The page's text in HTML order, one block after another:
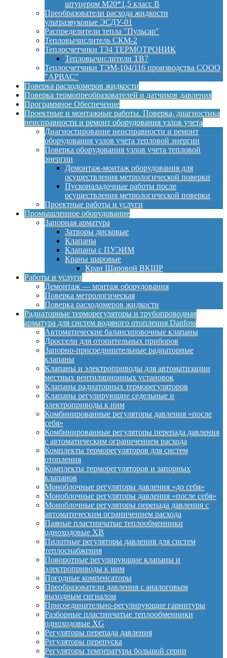
штуцером М20*1,5 класс B
Преобразователи расхода жидкости
ультразвуковые ЭСДУ-01
Распределители тепла "Пульсар"
Тепловычислитель СКМ-2
Теплосчетчики Т34 ТЕРМОТРОНИК
Тепловычислители ТВ7
Теплосчетчики ТЭМ-104/116 производства СООО
"АРВАС"
Поверка расходомеров жидкости
Поверка термопреобразователей и датчиков давления
Программное Обеспечение
Проектные и монтажные работы. Поверка, диагностика
неисправности и ремонт оборудования узлов учета
Диагностирование неисправности и ремонт
оборудования узлов учета тепловой энергии
Поверка оборудования узлов учета тепловой
энергии
Демонтаж-монтаж оборудования для
осуществления метрологической поверки
Пусконаладочные работы после
осуществления метрологической поверки
Проектные работы и услуги
Промышленное оборудование
Запорная арматура
Затворы дисковые
Клапаны
Клапаны с ПУЭИМ
Краны шаровые
Кран Шаровой ВКШР
Работы и услуги
Демонтаж — монтаж оборудования
Поверка метрологическая
Поверка расходомеров жидкости
Радиаторные терморегуляторы и трубопроводная
арматура для систем водяного отопления Danfoss
Автоматические балансировочные клапаны
Дроссели для отопительных приборов
Запорно-присоединительные радиаторные
клапаны
Клапаны и электроприводы для автоматизации
местных вентиляционных установок
Клапаны радиаторных терморегуляторов
Клапаны регулирующие седельные и
электроприводы к ним
Комбинированные регуляторы давления «после
себя»
Комбинированные регуляторы перепада давления
с автоматическим ограничением расхода
Комплекты терморегуляторов для систем
отопления
Комплекты терморегуляторов и запорных
клапанов
Моноблочные регуляторы давления «до себя»
Моноблочные регуляторы давления «после себя»
Моноблочные регуляторы перепада давления с
автоматическим ограничением расхода
Паяные пластинчатые теплообменники
одноходовые XB
Пилотные регуляторы давления для систем
теплоснабжения
Поворотные регулирующие клапаны и
электроприводы к ним
Погодные компенсаторы
Преобразователи давления с аналоговым
выходным сигналом
Присоединительно-регулирующие гарнитуры
Разборные пластинчатые теплообменники
одноходовые XG
Регуляторы перепада давления
Регуляторы перепуска
Регуляторы температуры большой серии